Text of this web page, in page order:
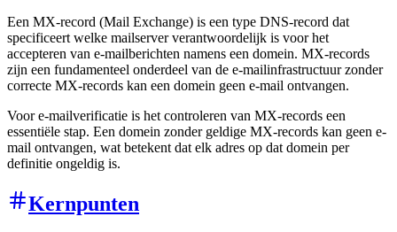
Een MX-record (Mail Exchange) is een type DNS-record dat
specificeert welke mailserver verantwoordelijk is voor het
accepteren van e-mailberichten namens een domein. MX-records
zijn een fundamenteel onderdeel van de e-mailinfrastructuur zonder
correcte MX-records kan een domein geen e-mail ontvangen.
Voor e-mailverificatie is het controleren van MX-records een
essentiële stap. Een domein zonder geldige MX-records kan geen e-
mail ontvangen, wat betekent dat elk adres op dat domein per
definitie ongeldig is.
Kernpunten